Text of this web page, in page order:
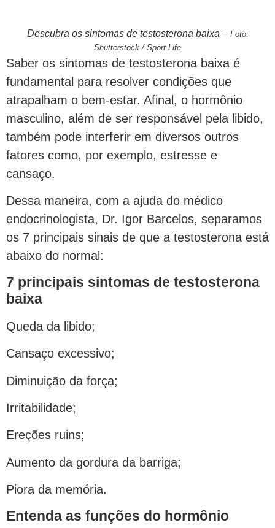
Descubra os sintomas de testosterona baixa – Foto:
Shutterstock / Sport Life
Saber os sintomas de testosterona baixa é
fundamental para resolver condições que
atrapalham o bem-estar. Afinal, o hormônio
masculino, além de ser responsável pela libido,
também pode interferir em diversos outros
fatores como, por exemplo, estresse e
cansaço.
Dessa maneira, com a ajuda do médico
endocrinologista, Dr. Igor Barcelos, separamos
os 7 principais sinais de que a testosterona está
abaixo do normal:
7 principais sintomas de testosterona
baixa
Queda da libido;
Cansaço excessivo;
Diminuição da força;
Irritabilidade;
Ereções ruins;
Aumento da gordura da barriga;
Piora da memória.
Entenda as funções do hormônio